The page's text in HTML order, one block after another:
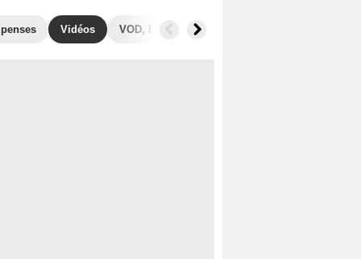
Vidéos VOD, DVD